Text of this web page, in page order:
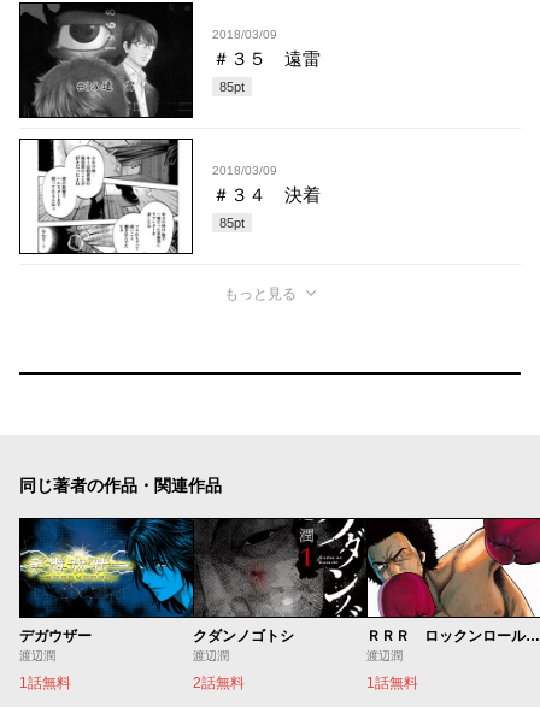
2018/03/09
＃３５ 遠雷
85pt
2018/03/09
＃３４ 決着
85pt
もっと見る
同じ著者の作品・関連作品
デガウザー
渡辺潤
1話無料
クダンノゴトシ
渡辺潤
2話無料
ＲＲＲ ロックンロールリッキー
渡辺潤
1話無料